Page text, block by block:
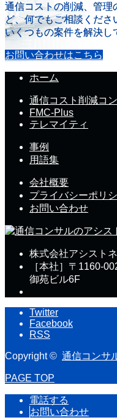
通信コストの削減、管理
ど、何でもご相談くださ
いくつもの案件を解決し
お問い合わせはこちら
ホーム
通信コスト削減コ
FMC-Plus
テレマイティ
事例
用語集
会社概要
プライバシーポリ
お問い合わせ
株式会社アシスト
［本社］〒1160-
御苑ビル6F
Twitter
Facebook
RSS
Copyright © 通信コンサ
PAGE TOP
電話する
お問い合わせ